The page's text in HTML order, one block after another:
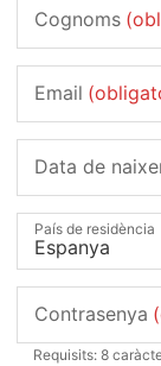
Cognoms
Email
Data de
País de residència
Contrasenya
Requisits: 8